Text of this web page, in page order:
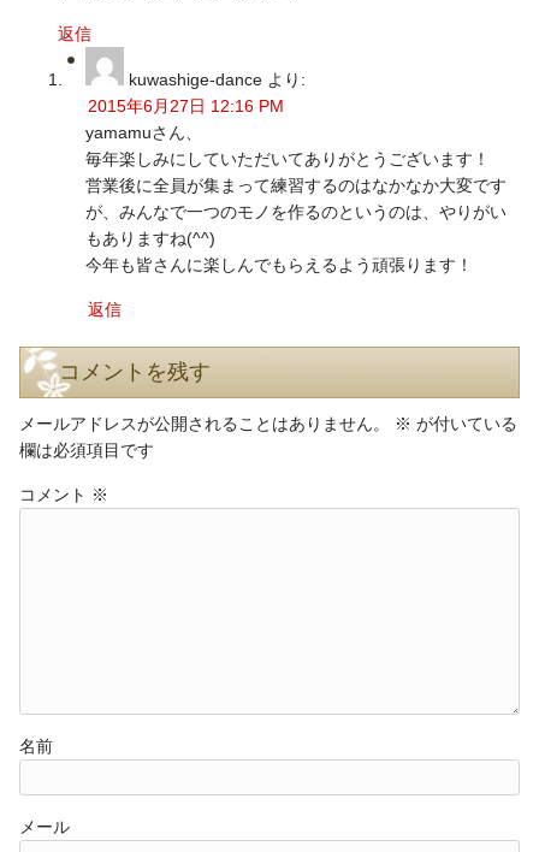
返信
kuwashige-dance より:
2015年6月27日 12:16 PM
yamamuさん、
毎年楽しみにしていただいてありがとうございます！
営業後に全員が集まって練習するのはなかなか大変です
が、みんなで一つのモノを作るのというのは、やりがい
もありますね(^^)
今年も皆さんに楽しんでもらえるよう頑張ります！
返信
コメントを残す
メールアドレスが公開されることはありません。 ※ が付いている
欄は必須項目です
コメント ※
名前
メール